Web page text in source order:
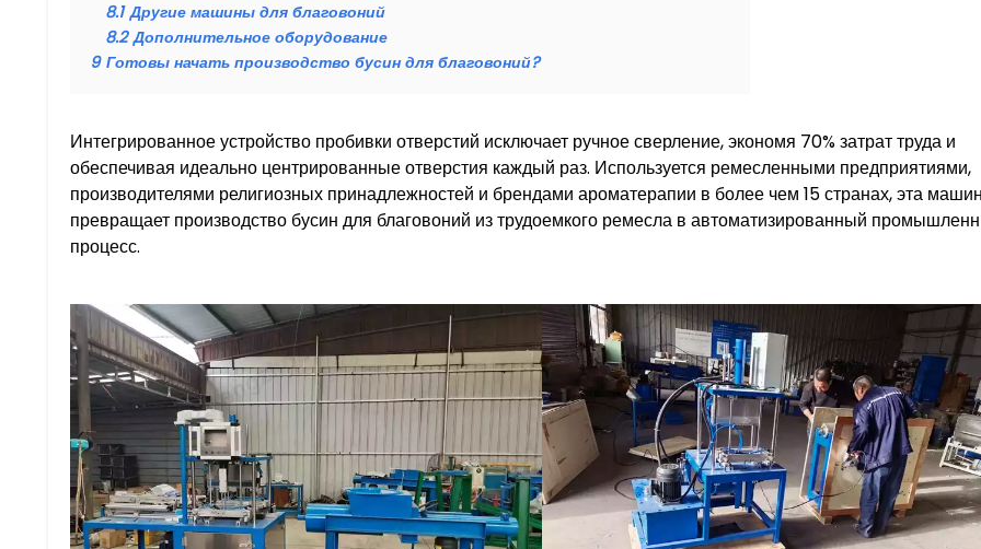
8.1 Другие машины для благовоний
8.2 Дополнительное оборудование
9 Готовы начать производство бусин для благовоний?
Интегрированное устройство пробивки отверстий исключает ручное сверление, экономя 70% затрат труда и
обеспечивая идеально центрированные отверстия каждый раз. Используется ремесленными предприятиями,
производителями религиозных принадлежностей и брендами ароматерапии в более чем 15 странах, эта
превращает производство бусин для благовоний из трудоемкого ремесла в автоматизированный
процесс.